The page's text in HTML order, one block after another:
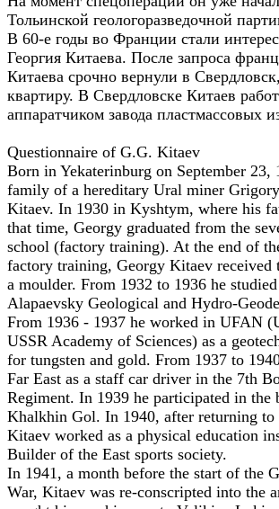
Тольинской геологоразведочной
В 60-е годы во Франции стали
Георгия Китаева. После запроса
Китаева срочно вернули в
квартиру. В Свердловске Китаев
аппаратчиком завода пластмассовых
Questionnaire of G.G. Kitaev
Born in Yekaterinburg on September 23,
family of a hereditary Ural miner
Kitaev. In 1930 in Kyshtym, where his
that time, Georgy graduated from the
school (factory training). At the end of
factory training, Georgy Kitaev received
a moulder. From 1932 to 1936 he
Alapaevsky Geological and Hydro-
From 1936 - 1937 he worked in UFAN
USSR Academy of Sciences) as a
for tungsten and gold. From 1937 to
Far East as a staff car driver in the 7th
Regiment. In 1939 he participated in the
Khalkhin Gol. In 1940, after returning to
Kitaev worked as a physical education
Builder of the East sports society.
In 1941, a month before the start of the
War, Kitaev was re-conscripted into the